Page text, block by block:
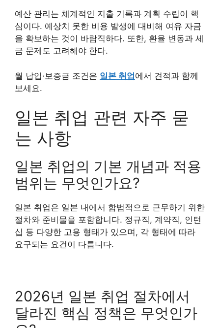
예산 관리는 체계적인 지출 기록과 계획 수립이 핵
심이다. 예상치 못한 비용 발생에 대비해 여유 자금
을 확보하는 것이 바람직하다. 또한, 환율 변동과 세
금 문제도 고려해야 한다.
월 납입·보증금 조건은 일본 취업에서 견적과 함께
보세요.
일본 취업 관련 자주 묻
는 사항
일본 취업의 기본 개념과 적용
범위는 무엇인가요?
일본 취업은 일본 내에서 합법적으로 근무하기 위한
절차와 준비물을 포함합니다. 정규직, 계약직, 인턴
십 등 다양한 고용 형태가 있으며, 각 형태에 따라
요구되는 요건이 다릅니다.
2026년 일본 취업 절차에서
달라진 핵심 정책은 무엇인가